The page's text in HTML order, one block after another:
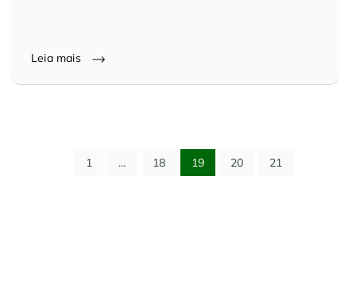
Leia mais
1 … 18 19 20 21